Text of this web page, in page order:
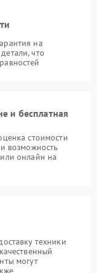
на
что
и бесплатная
стоимости
возможность
онлайн на
техники
могут